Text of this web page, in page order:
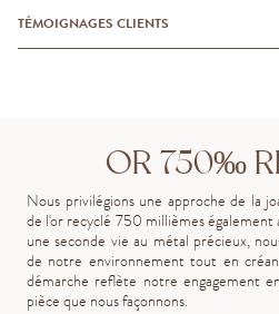
TÉMOIGNAGES CLIENTS
OR 750‰
Nous privilégions une approche de la
de l'or recyclé 750 millièmes également
une seconde vie au métal précieux,
de notre environnement tout en
démarche reflète notre engagement
pièce que nous façonnons.